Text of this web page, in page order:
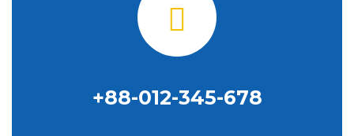
+88-012-345-678